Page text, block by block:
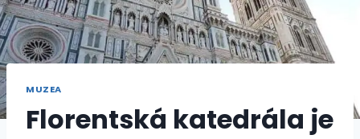
MUZEA
Florentská katedrála je